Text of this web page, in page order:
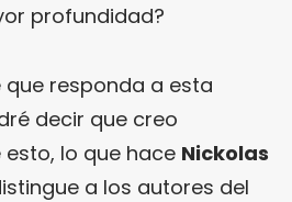
profundidad?
que responda a esta
decir que creo
lo que hace Nickolas
a los autores del